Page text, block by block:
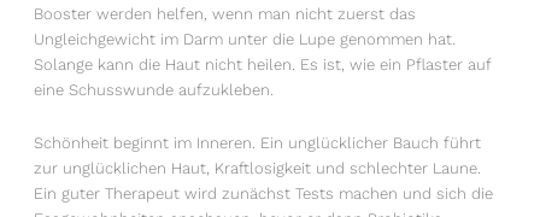
Booster werden helfen, wenn man nicht zuerst das
Ungleichgewicht im Darm unter die Lupe genommen hat.
Solange kann die Haut nicht heilen. Es ist, wie ein Pflaster auf
eine Schusswunde aufzukleben.
Schönheit beginnt im Inneren. Ein unglücklicher Bauch führt
zur unglücklichen Haut, Kraftlosigkeit und schlechter Laune.
Ein guter Therapeut wird zunächst Tests machen und sich die